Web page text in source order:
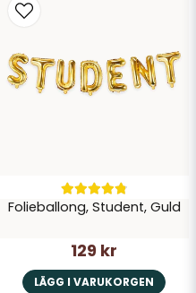
Folieballong, Student, Guld
129 kr
LÄGG I VARUKORGEN